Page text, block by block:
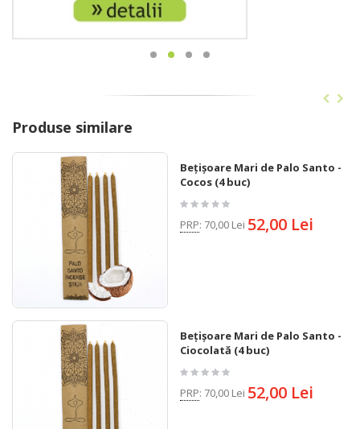
Produse similare
Bețișoare Mari de Palo Santo -
Cocos (4 buc)
PRP: 70,00 Lei 52,00 Lei
Bețișoare Mari de Palo Santo -
Ciocolată (4 buc)
PRP: 70,00 Lei 52,00 Lei